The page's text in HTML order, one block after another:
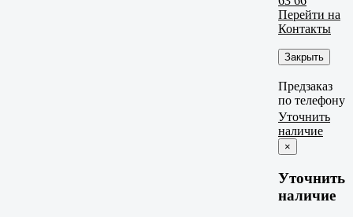
Перейти на
Контакты
Закрыть
Предзаказ
по телефону
Уточнить
наличие
×
Уточнить
наличие